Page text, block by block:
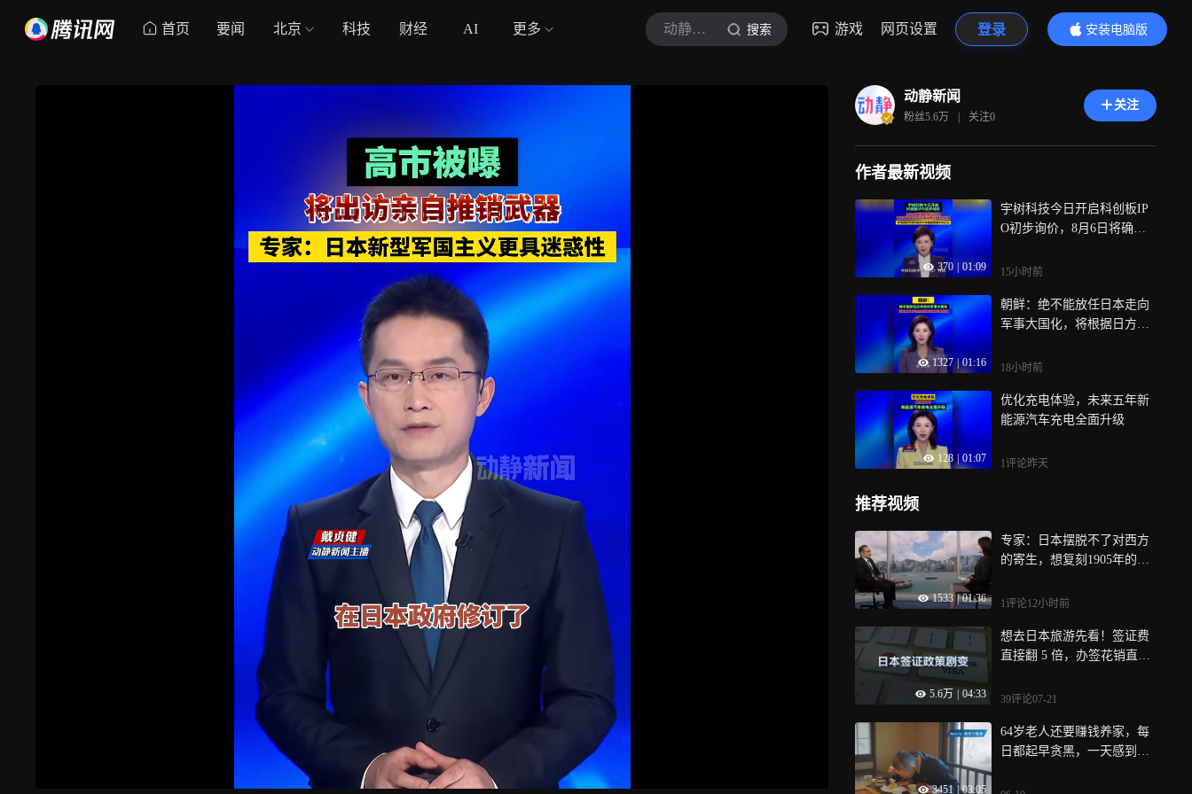
首页 要闻 北京 科技 财经 AI 更多 动静新闻 搜索 游戏 网页设置 登录
安装电脑版
内容更精彩
动静新闻
粉丝5.6万 | 关注0
关注
作者最新视频
370 01:09
宇树科技今日开启科创板IP
O初步询价，8月6日将确定
资者及其可申购股数，市场
超400亿元
15小时前
1327 | 01:16
朝鲜：绝不能放任日本走向
军事大国化，将根据日方动
18小时前
128 01:07
优化充电体验，未来五年新
能源汽车充电全面升级
1评论昨天
推荐视频
1533 | 01:36
专家：日本摆脱不了对西方
的寄生，想复刻1905年的投
1评论12小时前
5.6万 04:33
想去日本旅游先看！签证费
直接翻 5 倍，办签花销直接
39评论07-21
3451 | 03:05
64岁老人还要赚钱养家，每
日都起早贪黑，一天感到充